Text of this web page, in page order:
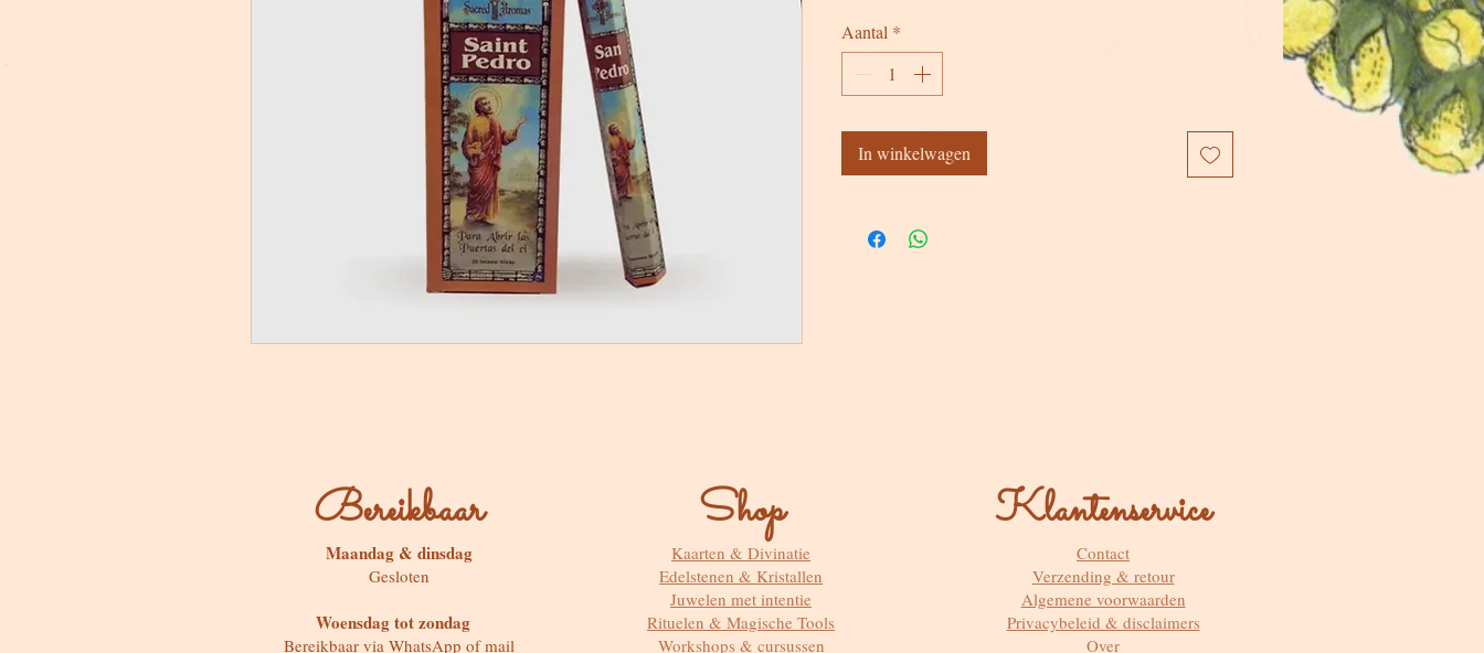
Aantal *
In winkelwagen
Bereikbaar
Maandag & dinsdag
Gesloten
Woensdag tot zondag
Bereikbaar via WhatsApp of mail
Shop
Kaarten & Divinatie
Edelstenen & Kristallen
Juwelen met intentie
Rituelen & Magische Tools
Workshops & cursussen
Klantenservice
Contact
Verzending & retour
Algemene voorwaarden
Privacybeleid & disclaimers
Over